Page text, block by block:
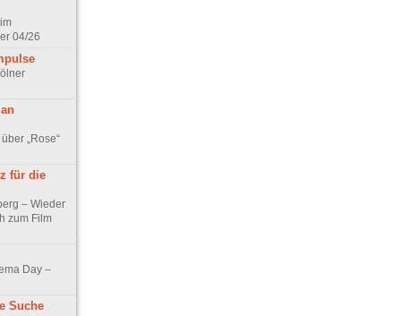
04/26
„Rose“
für die
– Wieder
zum Film
Day –
Suche